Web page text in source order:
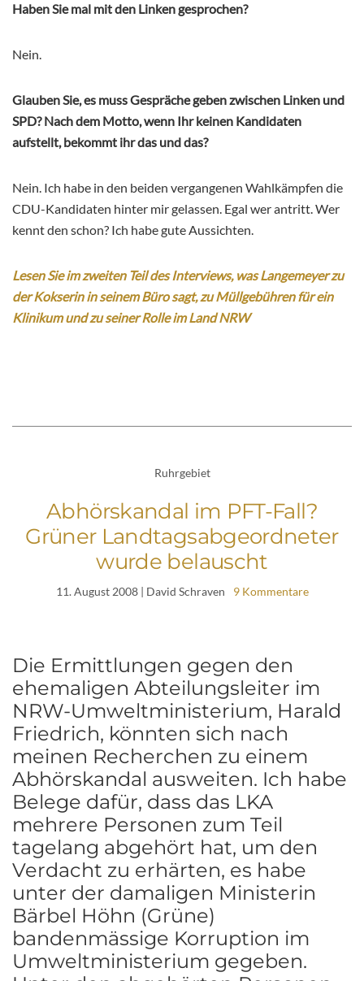
Haben Sie mal mit den Linken gesprochen?
Nein.
Glauben Sie, es muss Gespräche geben zwischen Linken und
SPD? Nach dem Motto, wenn Ihr keinen Kandidaten
aufstellt, bekommt ihr das und das?
Nein. Ich habe in den beiden vergangenen Wahlkämpfen die
CDU-Kandidaten hinter mir gelassen. Egal wer antritt. Wer
kennt den schon? Ich habe gute Aussichten.
Lesen Sie im zweiten Teil des Interviews, was Langemeyer zu
der Kokserin in seinem Büro sagt, zu Müllgebühren für ein
Klinikum und zu seiner Rolle im Land NRW
Ruhrgebiet
Abhörskandal im PFT-Fall?
Grüner Landtagsabgeordneter
wurde belauscht
11. August 2008| David Schraven 9 Kommentare
Die Ermittlungen gegen den
ehemaligen Abteilungsleiter im
NRW-Umweltministerium, Harald
Friedrich, könnten sich nach
meinen Recherchen zu einem
Abhörskandal ausweiten. Ich habe
Belege dafür, dass das LKA
mehrere Personen zum Teil
tagelang abgehört hat, um den
Verdacht zu erhärten, es habe
unter der damaligen Ministerin
Bärbel Höhn (Grüne)
bandenmässige Korruption im
Umweltministerium gegeben.